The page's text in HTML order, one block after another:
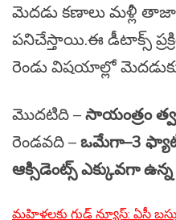
మెదడు కణాలు మళ్లీ
పనిచేస్తాయి.ఈ డీటాక్స్
రెండు విషయాల్లో
మొదటిది – సాయంత్రం
రెండవది – ఒమేగా–3
ఆక్సిడెంట్స్ ఎక్కువగా
మహిళలకు గుడ్ న్యూస్: ఏసీ